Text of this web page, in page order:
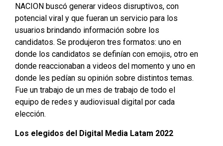
NACION buscó generar videos disruptivos, con
potencial viral y que fueran un servicio para los
usuarios brindando información sobre los
candidatos. Se produjeron tres formatos: uno en
donde los candidatos se definían con emojis, otro en
donde reaccionaban a videos del momento y uno en
donde les pedían su opinión sobre distintos temas.
Fue un trabajo de un mes de trabajo de todo el
equipo de redes y audiovisual digital por cada
elección.
Los elegidos del Digital Media Latam 2022